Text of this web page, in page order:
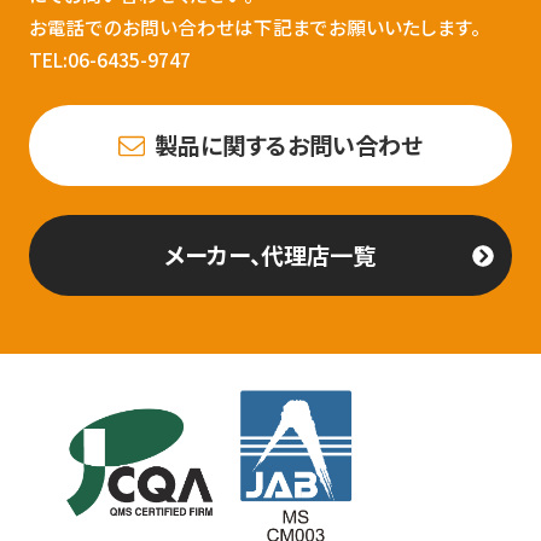
お電話でのお問い合わせは下記までお願いいたします。
TEL:06-6435-9747
製品に関するお問い合わせ
メーカー、代理店一覧